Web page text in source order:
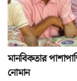
মানবিকতার
নোমান